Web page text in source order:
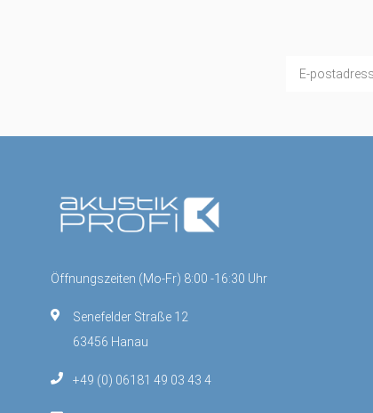
Öffnungszeiten (Mo-Fr) 8:00 -16:30 Uhr
Senefelder Straße 12
63456 Hanau
+49 (0) 06181 49 03 43 4